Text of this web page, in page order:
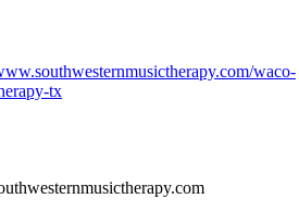
waco-
tx